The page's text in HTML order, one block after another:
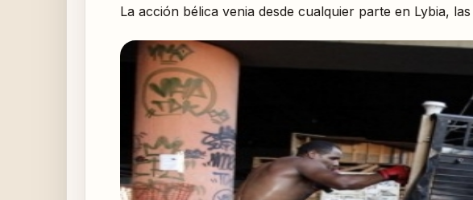
La acción bélica venia desde cualquier parte en Lybia,